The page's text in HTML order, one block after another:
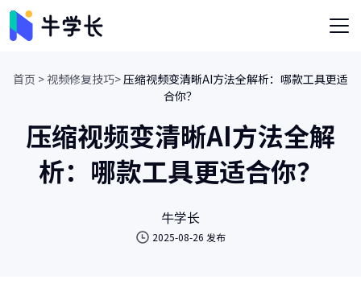
首页 >视频修复技巧>压缩视频变清晰AI方法全解析：哪款工具更适
合你？
压缩视频变清晰AI方法全解
析：哪款工具更适合你？
牛学长
2025-08-26 发布